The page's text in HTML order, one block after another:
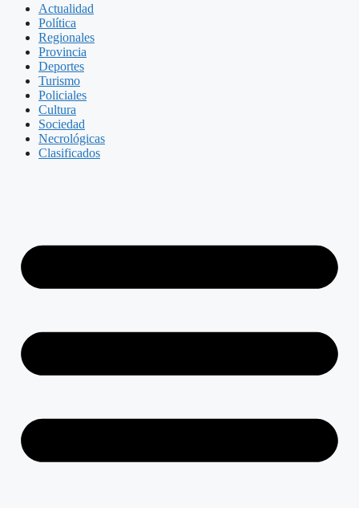
Actualidad
Política
Regionales
Provincia
Deportes
Turismo
Policiales
Cultura
Sociedad
Necrológicas
Clasificados